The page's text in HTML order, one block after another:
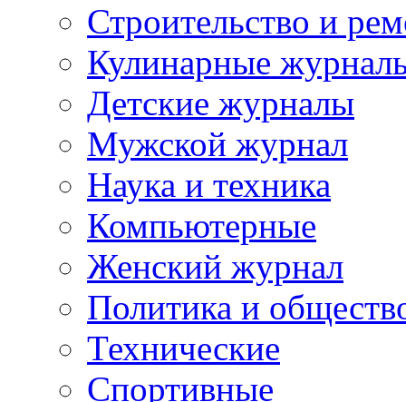
Строительство и
Кулинарные
Детские журналы
Мужской журнал
Наука и техника
Компьютерные
Женский журнал
Политика и
Технические
Спортивные